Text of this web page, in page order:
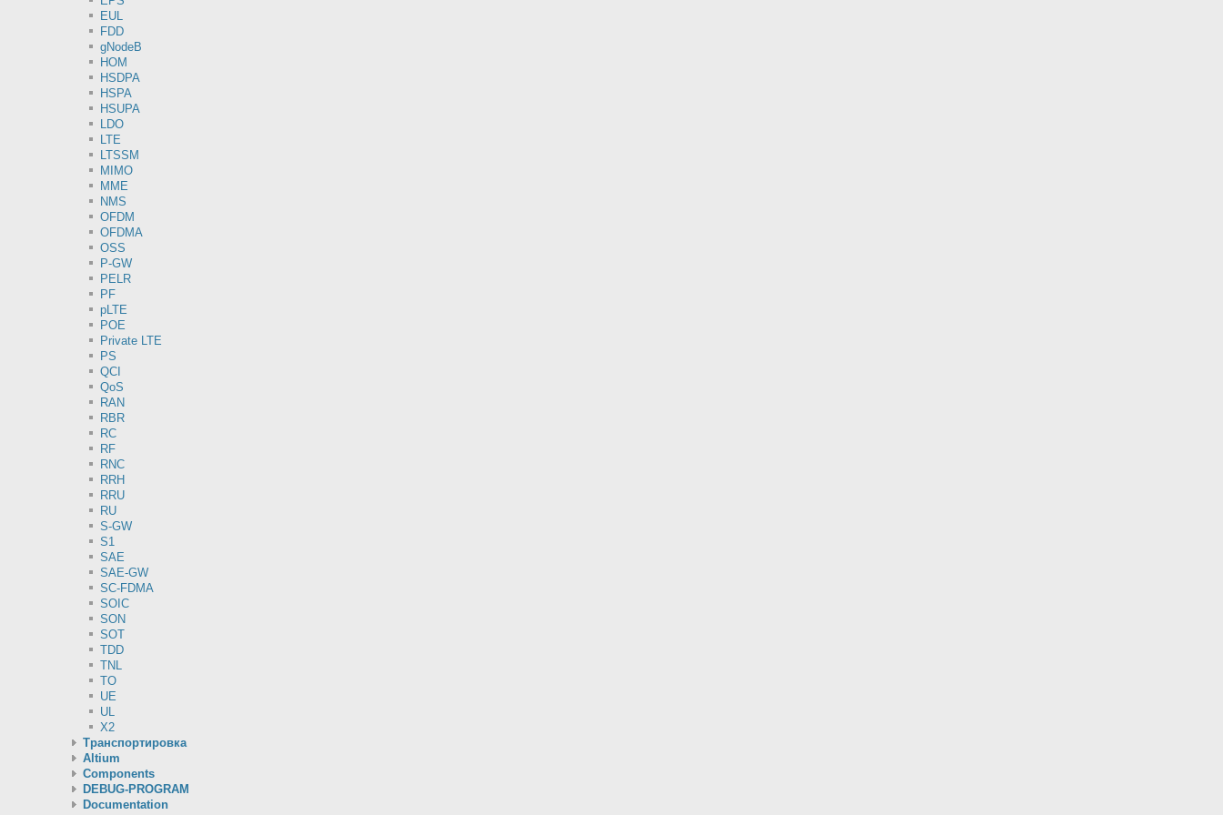
EUL
FDD
gNodeB
HOM
HSDPA
HSPA
HSUPA
LDO
LTE
LTSSM
MIMO
MME
NMS
OFDM
OFDMA
OSS
P-GW
PELR
PF
pLTE
POE
Private LTE
PS
QCI
QoS
RAN
RBR
RC
RF
RNC
RRH
RRU
RU
S-GW
S1
SAE
SAE-GW
SC-FDMA
SOIC
SON
SOT
TDD
TNL
TO
UE
UL
X2
Транспортировка
Altium
Components
DEBUG-PROGRAM
Documentation